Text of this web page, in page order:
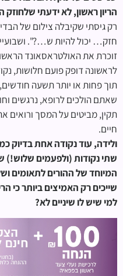
הריון ראשון, לא ידעתי
רק גיסתי שקיבלה צילום של
חזק… יכול להיות ש…?".
זוכרת את האולטראסאונד
לראשונה דופק פועם חלושות,
תוך פחות או יותר תשעה
שאתם הולכים לרופא, נרגשים
תקין, מביטים על המסך
חיים.
ולידה, עוד נקודה אחת בדיוק
שתי נקודות (ולפעמים שלוש!)
המיוחד של ההורים לתאומים
שייכים רק האמיצים ביותר כי
למי שיש לו שיניים לא?